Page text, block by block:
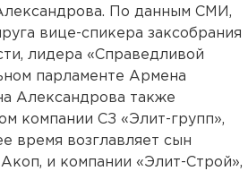
По данным СМИ,
вице-спикера заксобрания
лидера «Справедливой
парламенте Армена
Александрова также
компании СЗ «Элит-групп»,
время возглавляет сын
и компании «Элит-Строй»,